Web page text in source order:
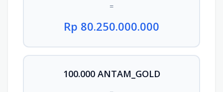
=
Rp 80.250.000.000
100.000 ANTAM_GOLD